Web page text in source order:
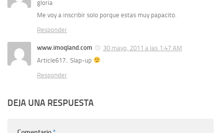
gloria
Me voy a inscribir solo porque estas muy papacito.
Responder
www.imoqland.com
30 mayo, 2011 a las 1:47 AM
Article617.. Slap-up
Responder
DEJA UNA RESPUESTA